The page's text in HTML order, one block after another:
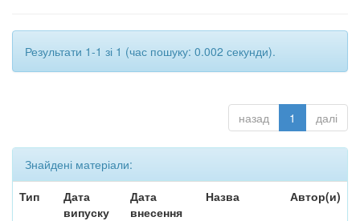
Результати 1-1 зі 1 (час пошуку: 0.002 секунди).
назад 1 далі
Знайдені матеріали:
Тип
Дата
випуску
Дата
внесення
Назва Автор(и)